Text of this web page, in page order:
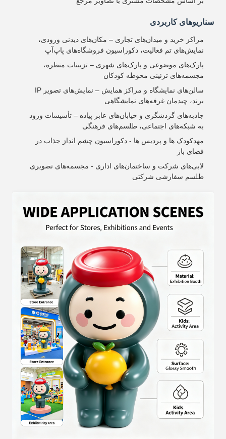
سناریوهای کاربردی
مراکز خرید و میدان‌های تجاری – مکان‌های دیدنی ورودی،
نمایش‌های تم فعالیت، دکوراسیون فروشگاه‌های پاپ‌آپ
پارک‌های موضوعی و پارک‌های شهری – تزیینات منظره،
مجسمه‌های تزئینی محوطه کودکان
سالن‌های نمایشگاه و مراکز همایش – نمایش‌های تصویر IP
برند، چیدمان غرفه‌های نمایشگاهی
جاذبه‌های گردشگری و خیابان‌های عابر پیاده – تأسیسات ورود
به شبکه‌های اجتماعی، طلسم‌های فرهنگی
مهدکودک ها و پردیس ها - دکوراسیون چشم انداز جذاب در
فضای باز
لابی‌های شرکت و ساختمان‌های اداری - مجسمه‌های تصویری
طلسم سفارشی شرکتی